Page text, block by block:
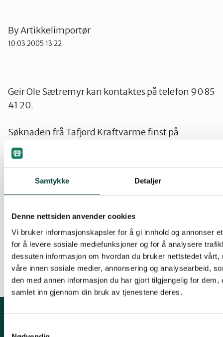
Samtykke Detaljer
Denne nettsiden anvender cookies
Vi bruker informasjonskapsler for å gi innhold og annonser
for å levere sosiale mediefunksjoner og for å analysere
dessuten informasjon om hvordan du bruker nettstedet vårt,
våre innen sosiale medier, annonsering og analysearbeid,
den med annen informasjon du har gjort tilgjengelig for dem,
samlet inn gjennom din bruk av tjenestene deres.
ByArtikkelimportør
10.03.2005 13:22
Geir Ole Sætremyr kan kontaktes på telefon 90 85
41 20.
Søknaden frå Tafjord Kraftvarme finst på
http://www.mrfylke.no/fmt_fagomrade.asp?
Les uttalen frå Naturvernforbundet i Ålesund og
omegn
Utsleppsløyve frå Møre og Romsdal fylke til
Tafjord Kraftvarme